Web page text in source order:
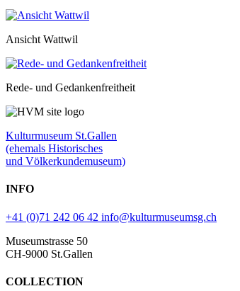
Ansicht Wattwil
Rede- und Gedankenfreitheit
Kulturmuseum St.Gallen
(ehemals Historisches
und Völkerkundemuseum)
INFO
+41 (0)71 242 06 42 info@kulturmuseumsg.ch
Museumstrasse 50
CH-9000 St.Gallen
COLLECTION